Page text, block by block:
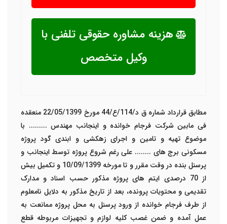
هزینه مشاوره حقوقی تلفنی با
وکیل متخصص
مطابق قرارداد شماره ق د/114/ع/44 مورخ 22/05/1399 منعقده
فی مابین شرکت فرجام خوانده و اینجانب مهندس ......... با
موضوع تهیه و تامین و اجرای زهکشی و ابندی گود پروژه
مسکونی برج های ........ علی رغم شروع پروژه توسط اینجانب و
پرسنل بنده در وقت مقرر و تا مورخه 10/09/1399 و تکمیل بیش
از 70 درصدی ایتم های پروژه مذکور حسب اسناد و مدارک
تقدیمی و محتویات پرونده، بعد از تاریخ مذکور به دلایل نامعلوم
از طرف فرجام خوانده از ورود پرسنل به محل پروژه ممانعت به
عمل آمده و ضمن غصب کلیه لوازم و تجهیزات مربوطه قطع